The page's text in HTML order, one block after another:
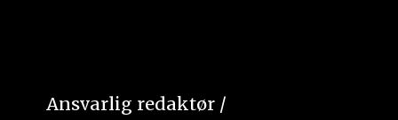
Ansvarlig redaktør /